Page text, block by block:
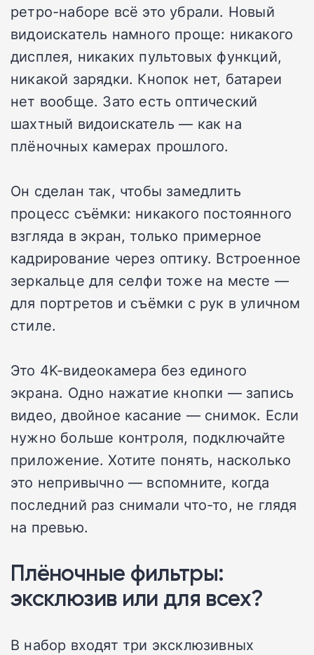
ретро-наборе всё это убрали. Новый
видоискатель намного проще: никакого
дисплея, никаких пультовых функций,
никакой зарядки. Кнопок нет, батареи
нет вообще. Зато есть оптический
шахтный видоискатель — как на
плёночных камерах прошлого.
Он сделан так, чтобы замедлить
процесс съёмки: никакого постоянного
взгляда в экран, только примерное
кадрирование через оптику. Встроенное
зеркальце для селфи тоже на месте —
для портретов и съёмки с рук в уличном
стиле.
Это 4K-видеокамера без единого
экрана. Одно нажатие кнопки — запись
видео, двойное касание — снимок. Если
нужно больше контроля, подключайте
приложение. Хотите понять, насколько
это непривычно — вспомните, когда
последний раз снимали что-то, не глядя
на превью.
Плёночные фильтры:
эксклюзив или для всех?
В набор входят три эксклюзивных